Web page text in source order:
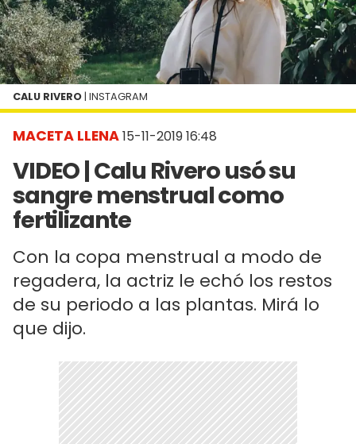
MACETA LLENA15-11-2019 16:48
VIDEO | Calu Rivero usó su
sangre menstrual como
fertilizante
Con la copa menstrual a modo de
regadera, la actriz le echó los restos
de su periodo a las plantas. Mirá lo
que dijo.
CALU RIVERO | INSTAGRAM